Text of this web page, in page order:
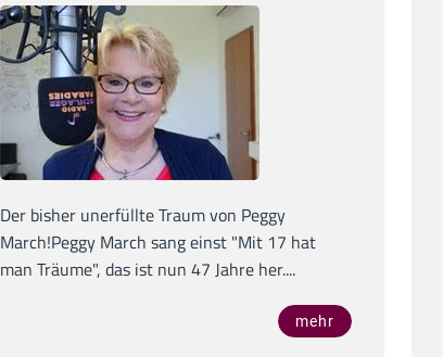
Der bisher unerfüllte Traum von Peggy
March!Peggy March sang einst "Mit 17 hat
man Träume", das ist nun 47 Jahre her....
mehr